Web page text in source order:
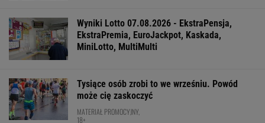
Wyniki Lotto 07.08.2026 - EkstraPensja,
EkstraPremia, EuroJackpot, Kaskada,
MiniLotto, MultiMulti
Tysiące osób zrobi to we wrześniu. Powód
może cię zaskoczyć
MATERIAŁ PROMOCYJNY,
18+